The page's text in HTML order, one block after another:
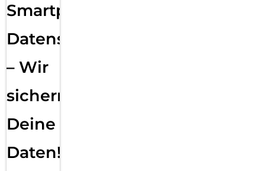
Smartphone
Datensicherung
– Wir
sichern
Deine
Daten!